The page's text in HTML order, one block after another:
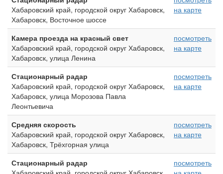
Хабаровский край, городской округ Хабаровск,
Хабаровск, Восточное шоссе
на карте
Камера проезда на красный свет
Хабаровский край, городской округ Хабаровск,
Хабаровск, улица Ленина
посмотреть
на карте
Стационарный радар
Хабаровский край, городской округ Хабаровск,
Хабаровск, улица Морозова Павла
Леонтьевича
посмотреть
на карте
Средняя скорость
Хабаровский край, городской округ Хабаровск,
Хабаровск, Трёхгорная улица
посмотреть
на карте
Стационарный радар
посмотреть